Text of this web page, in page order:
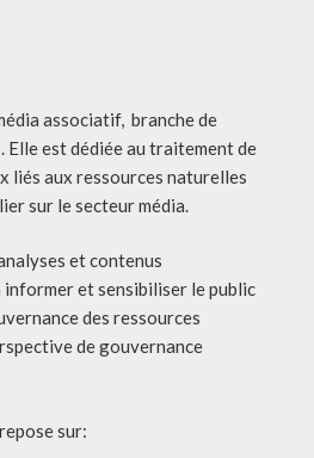
associatif, branche de
Elle est dédiée au traitement de
liés aux ressources naturelles
sur le secteur média.
et contenus
et sensibiliser le public
des ressources
de gouvernance
sur: